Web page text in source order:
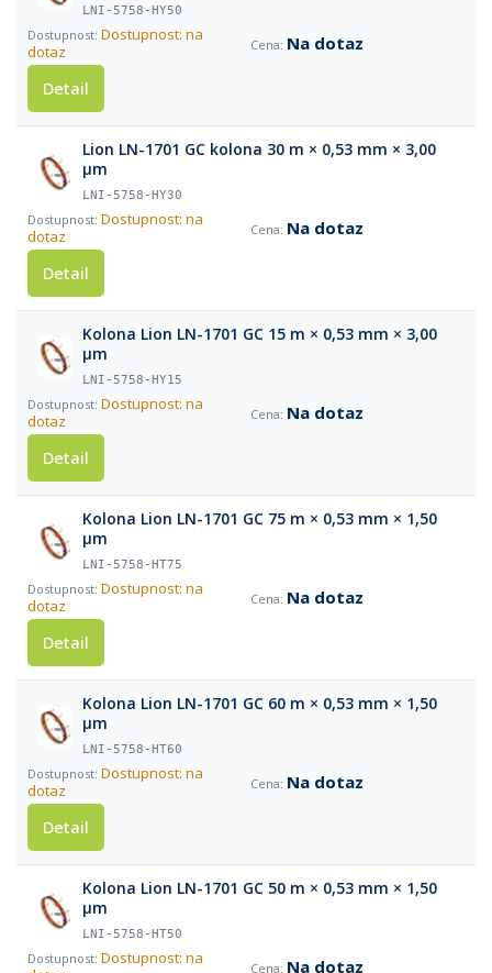
LNI-5758-HY50
Dostupnost: na
dotaz
Na dotaz
Detail
Lion LN-1701 GC kolona 30 m × 0,53 mm × 3,00
µm
LNI-5758-HY30
Dostupnost: na
dotaz
Na dotaz
Detail
Kolona Lion LN-1701 GC 15 m × 0,53 mm × 3,00
µm
LNI-5758-HY15
Dostupnost: na
dotaz
Na dotaz
Detail
Kolona Lion LN-1701 GC 75 m × 0,53 mm × 1,50
µm
LNI-5758-HT75
Dostupnost: na
dotaz
Na dotaz
Detail
Kolona Lion LN-1701 GC 60 m × 0,53 mm × 1,50
µm
LNI-5758-HT60
Dostupnost: na
dotaz
Na dotaz
Detail
Kolona Lion LN-1701 GC 50 m × 0,53 mm × 1,50
µm
LNI-5758-HT50
Dostupnost: na
Na dotaz